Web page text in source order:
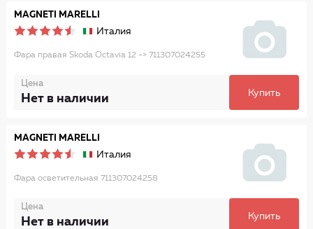
MAGNETI MARELLI
Италия
Фара правая Skoda Octavia 12 -> 711307024255
Цена
Нет в наличии Купить
MAGNETI MARELLI
Италия
Фара осветительная 711307024258
Цена
Нет в наличии Купить